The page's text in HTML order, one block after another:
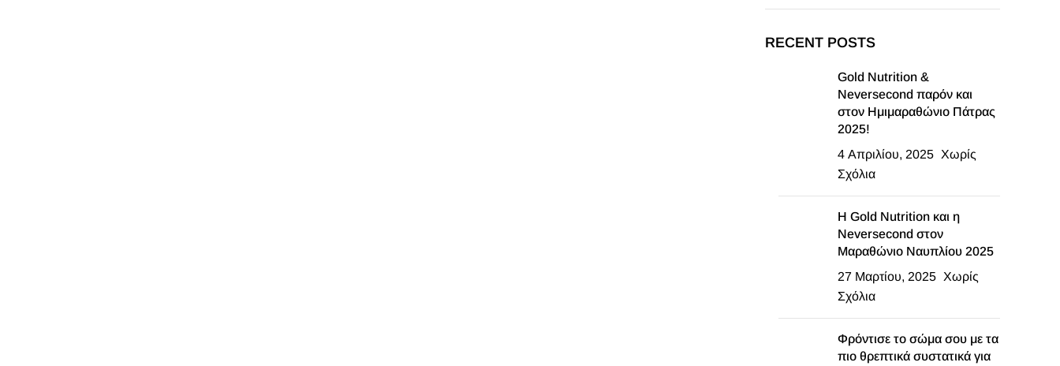
RECENT POSTS
Gold Nutrition &
Neversecond παρόν και
στον Ημιμαραθώνιο Πάτρας
2025!
4 Απριλίου, 2025 Χωρίς
Σχόλια
Η Gold Nutrition και η
Neversecond στον
Μαραθώνιο Ναυπλίου 2025
27 Μαρτίου, 2025 Χωρίς
Σχόλια
Φρόντισε το σώμα σου με τα
πιο θρεπτικά συστατικά για